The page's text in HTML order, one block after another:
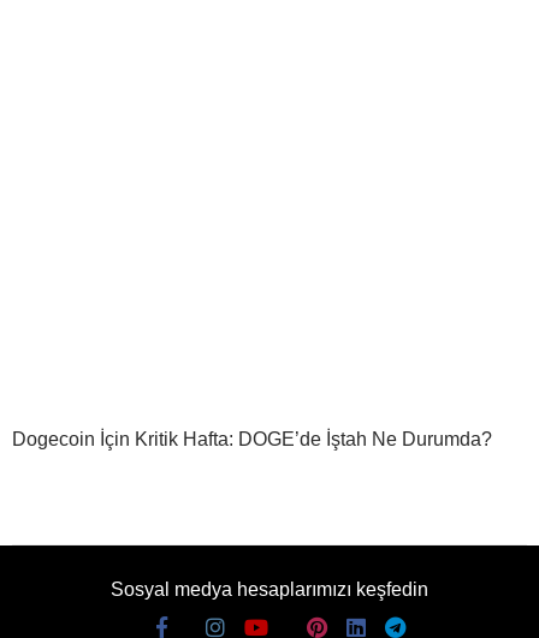
Dogecoin İçin Kritik Hafta: DOGE’de İştah Ne Durumda?
Sosyal medya hesaplarımızı keşfedin